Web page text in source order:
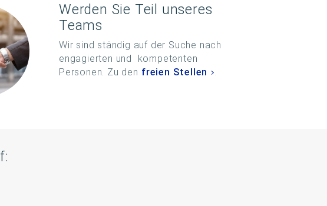
Werden Sie Teil unseres
Teams
Wir sind ständig auf der Suche nach
engagierten und kompetenten
Personen. Zu den freien Stellen .
Facebook